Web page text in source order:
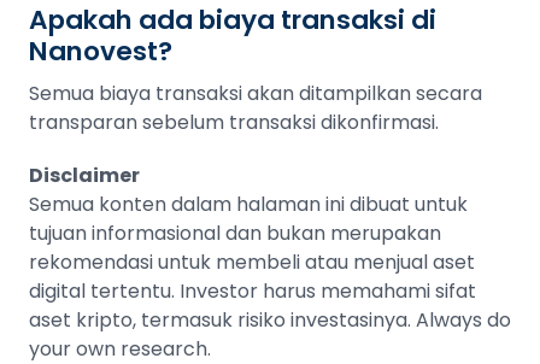
Apakah ada biaya transaksi di
Nanovest?
Semua biaya transaksi akan ditampilkan secara
transparan sebelum transaksi dikonfirmasi.
Disclaimer
Semua konten dalam halaman ini dibuat untuk
tujuan informasional dan bukan merupakan
rekomendasi untuk membeli atau menjual aset
digital tertentu. Investor harus memahami sifat
aset kripto, termasuk risiko investasinya. Always do
your own research.